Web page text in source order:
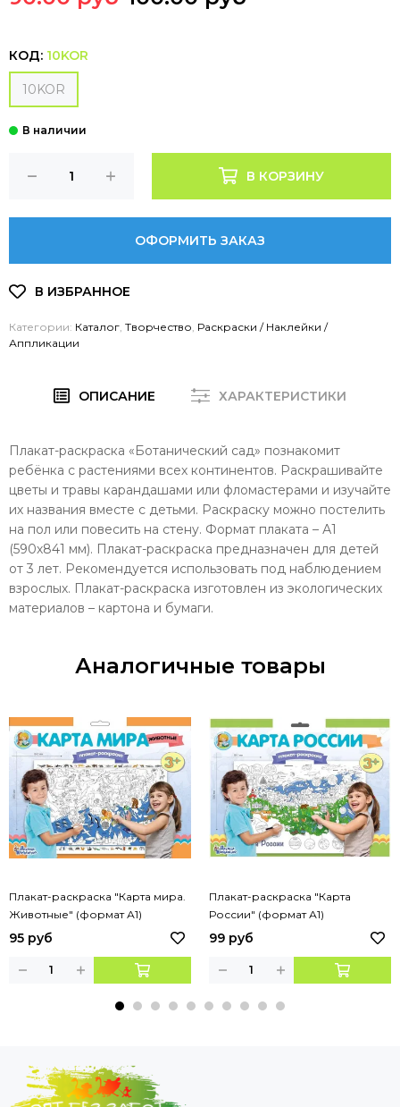
КОД: 10KOR
10KOR
В КОРЗИНУ
ОФОРМИТЬ ЗАКАЗ
Категории: Каталог Творчество Раскраски / Наклейки /
Аппликации
ОПИСАНИЕ ХАРАКТЕРИСТИКИ
Плакат-раскраска «Ботанический сад» познакомит
ребёнка с растениями всех континентов. Раскрашивайте
цветы и травы карандашами или фломастерами и изучайте
их названия вместе с детьми. Раскраску можно постелить
на пол или повесить на стену. Формат плаката – А1
(590х841 мм). Плакат-раскраска предназначен для детей
от 3 лет. Рекомендуется использовать под наблюдением
взрослых. Плакат-раскраска изготовлен из экологических
материалов – картона и бумаги.
Аналогичные товары
Плакат-раскраска "Карта мира.
Животные" (формат А1)
95 руб
Плакат-раскраска "Карта
России" (формат А1)
99 руб